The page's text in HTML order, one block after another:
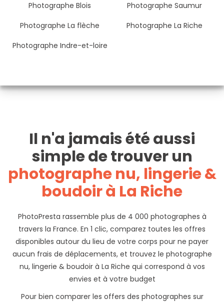
Photographe Blois
Photographe Saumur
Photographe La flèche
Photographe La Riche
Photographe Indre-et-loire
Il n'a jamais été aussi
simple de trouver un
photographe nu, lingerie &
boudoir à La Riche
PhotoPresta rassemble plus de 4 000 photographes à
travers la France. En 1 clic, comparez toutes les offres
disponibles autour du lieu de votre corps pour ne payer
aucun frais de déplacements, et trouvez le photographe
nu, lingerie & boudoir à La Riche qui correspond à vos
envies et à votre budget
Pour bien comparer les offers des photographes sur